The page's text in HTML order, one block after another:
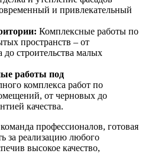
и привлекательный
Комплексные работы по
пространств – от
строительства малых
работы под
комплекса работ по
от черновых до
качества.
профессионалов, готовая
за реализацию любого
высокое качество,